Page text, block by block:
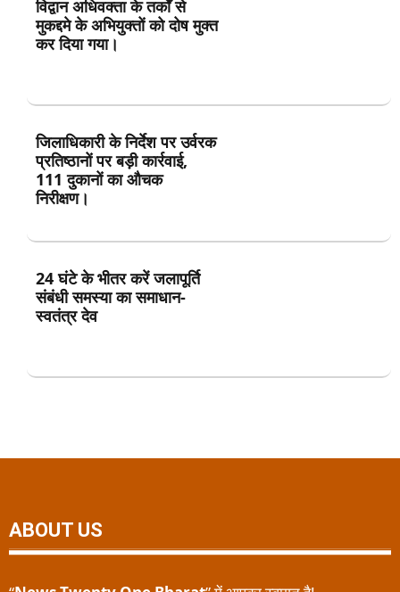
विद्वान अधिवक्ता के तर्कों से
मुकद्दमे के अभियुक्तों को दोष मुक्त
कर दिया गया।
जिलाधिकारी के निर्देश पर उर्वरक
प्रतिष्ठानों पर बड़ी कार्रवाई,
111 दुकानों का औचक
निरीक्षण।
24 घंटे के भीतर करें जलापूर्ति
संबंधी समस्या का समाधान-
स्वतंत्र देव
ABOUT US